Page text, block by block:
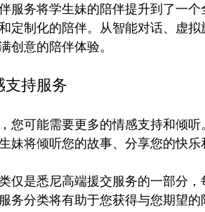
服务将学生妹的陪伴提升到了一
定制化的陪伴。从智能对话、虚
支持服务
您可能需要更多的情感支持和倾
妹将倾听您的故事、分享您的快
仅是悉尼高端援交服务的一部分